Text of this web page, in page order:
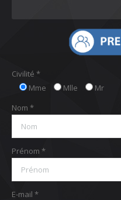
Civilité *
Mme
Mlle
Mr
Nom *
Prénom *
E-mail *